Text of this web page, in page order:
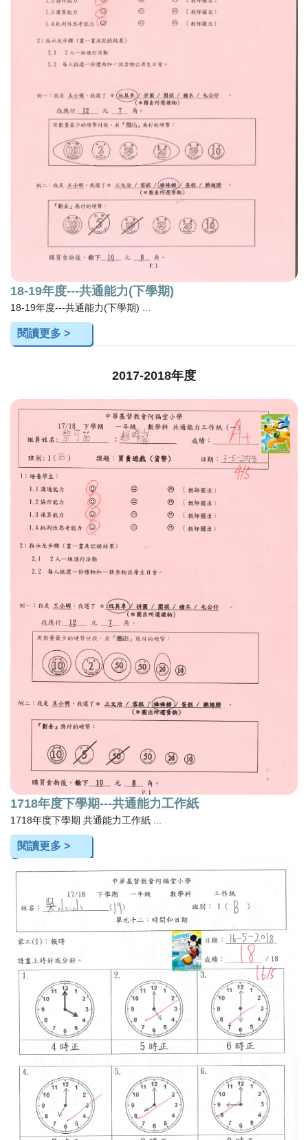
18-19年度---共通能力(下學期)
18-19年度---共通能力(下學期) ...
閱讀更多 >
2017-2018年度
1718年度下學期---共通能力工作紙
1718年度下學期 共通能力工作紙 ...
閱讀更多 >